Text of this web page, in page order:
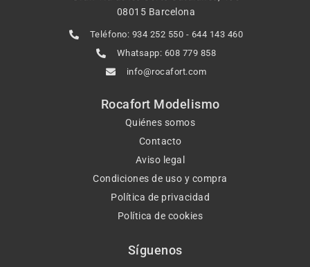
08015 Barcelona
Teléfono: 934 252 550 - 644 143 460
Whatsapp: 608 779 858
info@rocafort.com
Rocafort Modelismo
Quiénes somos
Contacto
Aviso legal
Condiciones de uso y compra
Política de privacidad
Política de cookies
Síguenos